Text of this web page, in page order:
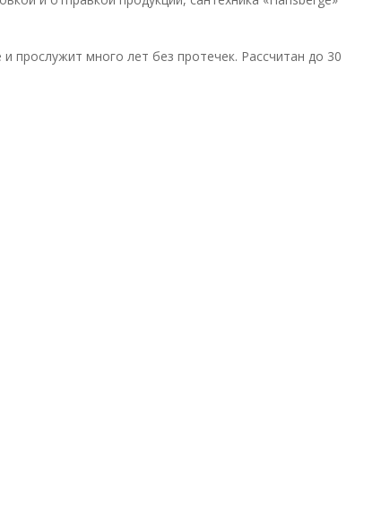
прослужит много лет без протечек. Рассчитан до 30